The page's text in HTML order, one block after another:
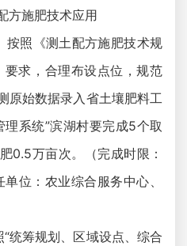
方施肥技术应用
按照《测土配方施肥技术规
求，合理布设点位，规范
原始数据录入省土壤肥料工
系统”滨湖村要完成5个取
0.5万亩次。（完成时限：
位：农业综合服务中心、
统筹规划、区域设点、综合